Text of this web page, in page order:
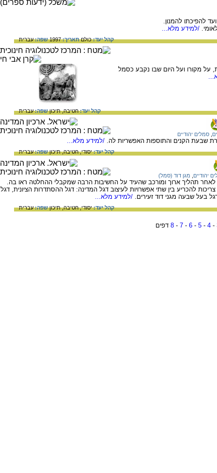
להפיכתו להמנון.
/למידע מלא...
קהל יעד:כולםתאריך:1997 שפה:עברית
על מקורו ועל היום שבו נקבע כסמל
קהל יעד:חטיבה,תיכוןשפה:עברית
סמלים יהודיים
שבעת הקנים והתוספות האפשריות לה. /למידע מלא...
קהל יעד:יסודי,חטיבה,תיכוןשפה:עברית
יהודיים מגן דוד (סמל)
תהליך ארוך ומורכב שהעיד על החשיבות הרבה שמקבלי ההחלטה ראו בה.
להכריע בין שתי אפשרויות לעיצוב דגל המדינה: דגל ההסתדרות הציונית, דגל
בעל שבעה מגני דוד זעירים. /למידע מלא...
קהל יעד:יסודי,חטיבה,תיכוןשפה:עברית
-
4
-
5
-
6
-
7
-
8 דפים